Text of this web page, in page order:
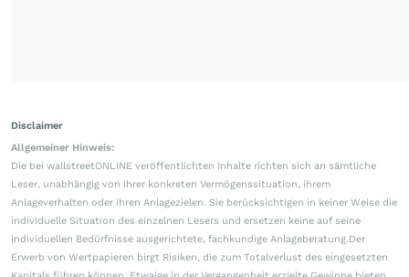
Disclaimer
Allgemeiner Hinweis:
Die bei wallstreetONLINE veröffentlichten Inhalte richten sich an sämtliche
Leser, unabhängig von ihrer konkreten Vermögenssituation, ihrem
Anlageverhalten oder ihren Anlagezielen. Sie berücksichtigen in keiner Weise die
individuelle Situation des einzelnen Lesers und ersetzen keine auf seine
individuellen Bedürfnisse ausgerichtete, fachkundige Anlageberatung.Der
Erwerb von Wertpapieren birgt Risiken, die zum Totalverlust des eingesetzten